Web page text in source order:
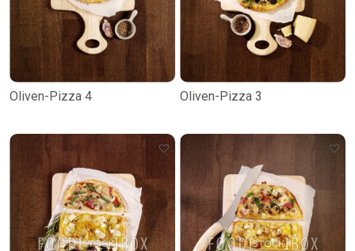
Oliven-Pizza 4 Oliven-Pizza 3